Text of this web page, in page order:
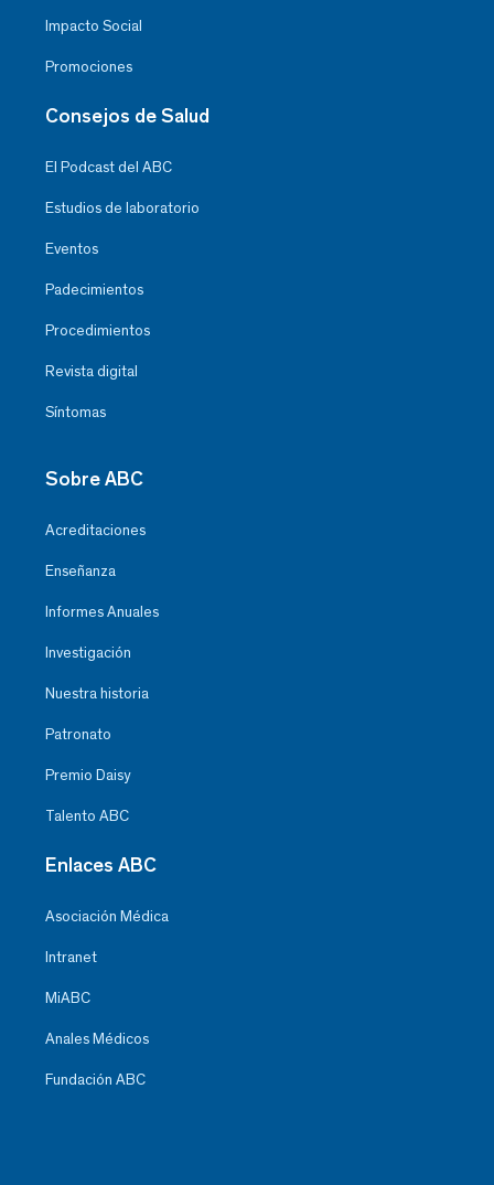
Impacto Social
Promociones
Consejos de Salud
El Podcast del ABC
Estudios de laboratorio
Eventos
Padecimientos
Procedimientos
Revista digital
Síntomas
Sobre ABC
Acreditaciones
Enseñanza
Informes Anuales
Investigación
Nuestra historia
Patronato
Premio Daisy
Talento ABC
Enlaces ABC
Asociación Médica
Intranet
MiABC
Anales Médicos
Fundación ABC